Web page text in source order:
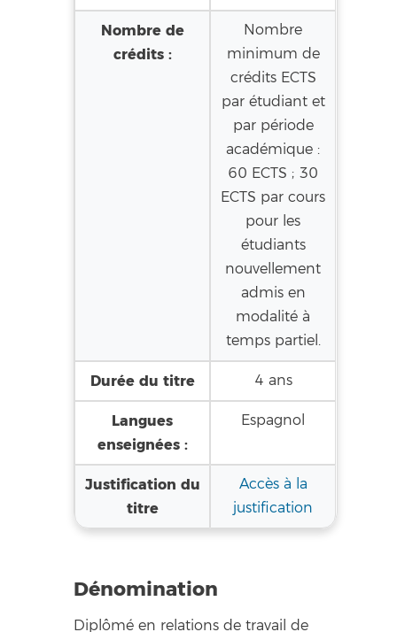
Nombre de
crédits :
Nombre
minimum de
crédits ECTS
par étudiant et
par période
académique :
60 ECTS ; 30
ECTS par cours
pour les
étudiants
nouvellement
admis en
modalité à
temps partiel.
Durée du titre 4 ans
Langues
enseignées :
Espagnol
Justification du
titre
Accès à la
justification
Dénomination
Diplômé en relations de travail de